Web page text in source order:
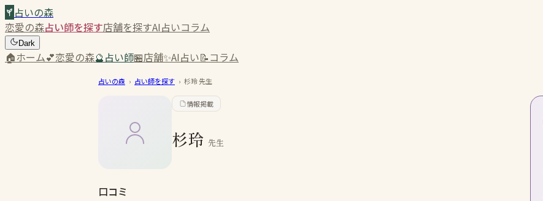
占いの森
恋愛の森占い師を探す店舗を探すAI占いコラム
Dark
🏠ホーム💕恋愛の森🔮占い師🏪店舗✨AI占い📝コラム
占いの森 › 占い師を探す › 杉玲先生
情報掲載
杉玲 先生
口コミ